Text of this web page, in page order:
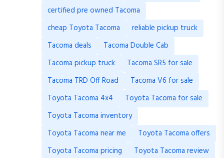
certified pre owned Tacoma
cheap Toyota Tacoma
reliable pickup truck
Tacoma deals
Tacoma Double Cab
Tacoma pickup truck
Tacoma SR5 for sale
Tacoma TRD Off Road
Tacoma V6 for sale
Toyota Tacoma 4x4
Toyota Tacoma for sale
Toyota Tacoma inventory
Toyota Tacoma near me
Toyota Tacoma offers
Toyota Tacoma pricing
Toyota Tacoma review